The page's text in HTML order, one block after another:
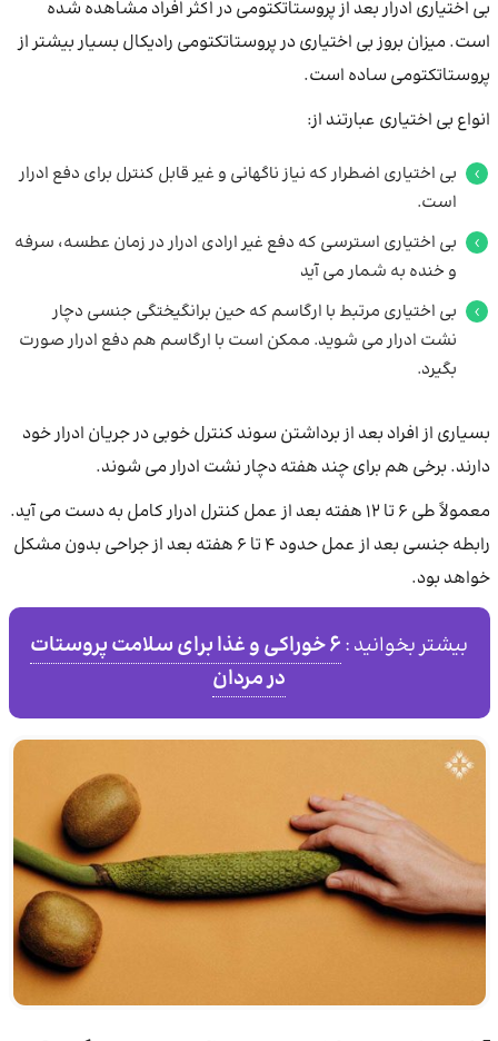
بی اختیاری ادرار بعد از پروستاتکتومی در اکثر افراد مشاهده شده
است. میزان بروز بی اختیاری در پروستاتکتومی رادیکال بسیار بیشتر از
پروستاتکتومی ساده است.
انواع بی اختیاری عبارتند از:
بی اختیاری اضطرار که نیاز ناگهانی و غیر قابل کنترل برای دفع ادرار
است.
بی اختیاری استرسی که دفع غیر ارادی ادرار در زمان عطسه، سرفه
و خنده به شمار می ‌آید
بی اختیاری مرتبط با ارگاسم که حین برانگیختگی جنسی دچار
نشت ادرار می شوید. ممکن است با ارگاسم هم دفع ادرار صورت
بگیرد.
بسیاری از افراد بعد از برداشتن سوند کنترل خوبی در جریان ادرار خود
دارند. برخی هم برای چند هفته دچار نشت ادرار می شوند.
معمولاً طی ۶ تا ۱۲ هفته بعد از عمل کنترل ادرار کامل به دست می ‌آید.
رابطه جنسی بعد از عمل حدود ۴ تا ۶ هفته بعد از جراحی بدون مشکل
خواهد بود.
بیشتر بخوانید :
6 خوراکی و غذا برای سلامت پروستات
در مردان